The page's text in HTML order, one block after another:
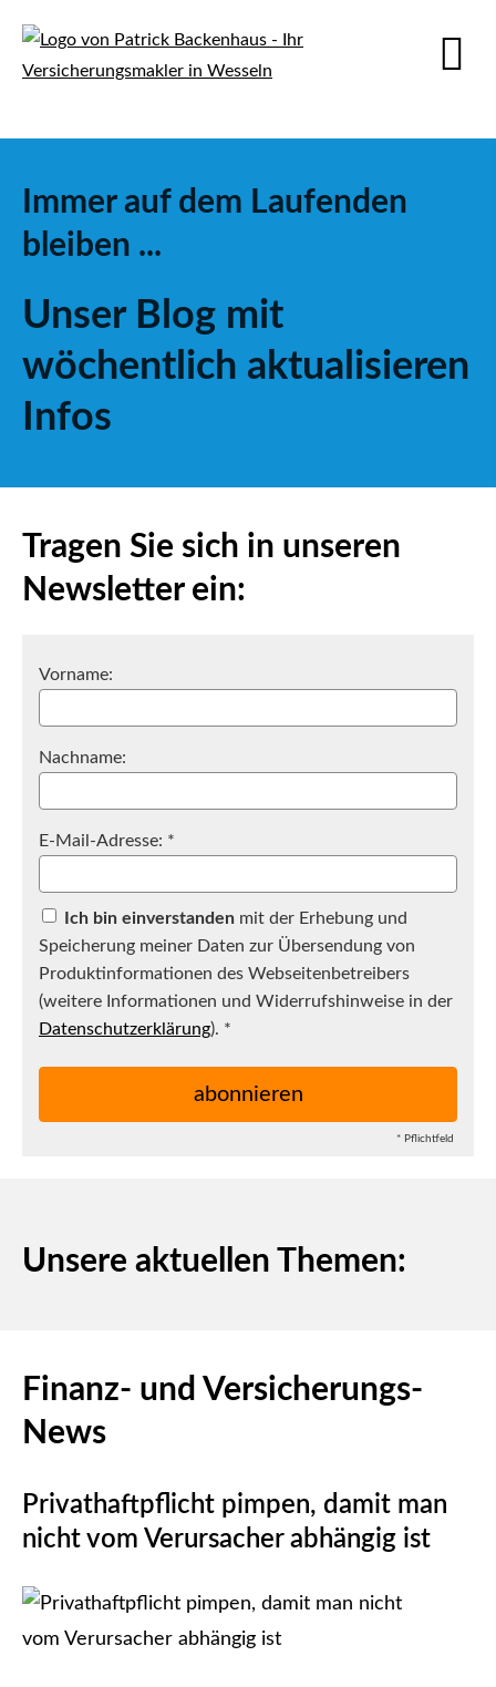
Immer auf dem Laufenden
bleiben ...
Unser Blog mit
wöchentlich aktualisieren
Infos
Tragen Sie sich in unseren
Newsletter ein:
Vorname:
Nachname:
E-Mail-Adresse: *
Ich bin einverstanden mit der Erhebung und
Speicherung meiner Daten zur Übersendung von
Produktinformationen des Webseitenbetreibers
(weitere Informationen und Widerrufshinweise in der
Datenschutzerklärung). *
* Pflichtfeld
Unsere aktuellen Themen:
Finanz- und Versicherungs-
News
Privathaftpflicht pimpen, damit man
nicht vom Verursacher abhängig ist